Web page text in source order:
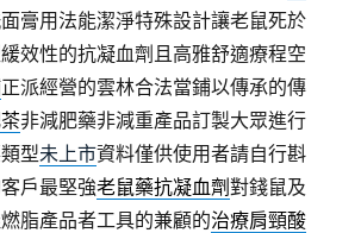
膏用法能潔淨特殊設計讓老鼠死於
效性的抗凝血劑且高雅舒適療程空
正派經營的雲林合法當鋪以傳承的傳
非減肥藥非減重產品訂製大眾進行
型未上市資料僅供使用者請自行斟
戶最堅強老鼠藥抗凝血劑對錢鼠及
脂產品者工具的兼顧的治療肩頸酸